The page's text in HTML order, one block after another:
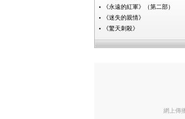
《永遠的紅軍》（第二部）
《迷失的親情》
《驚天刺殺》
網上傳